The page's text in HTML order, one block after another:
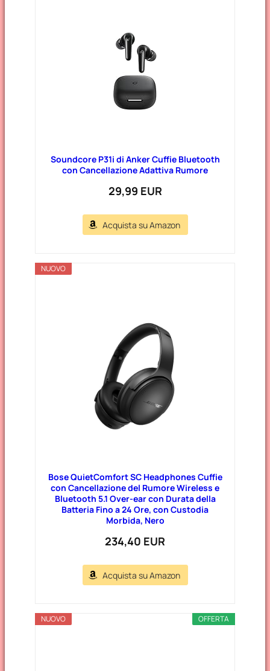
Soundcore P31i di Anker Cuffie Bluetooth
con Cancellazione Adattiva Rumore
29,99 EUR
Acquista su Amazon
NUOVO
Bose QuietComfort SC Headphones Cuffie
con Cancellazione del Rumore Wireless e
Bluetooth 5.1 Over-ear con Durata della
Batteria Fino a 24 Ore, con Custodia
Morbida, Nero
234,40 EUR
Acquista su Amazon
OFFERTA
NUOVO